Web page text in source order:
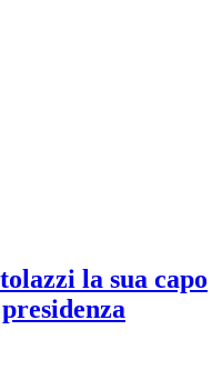
la sua capo